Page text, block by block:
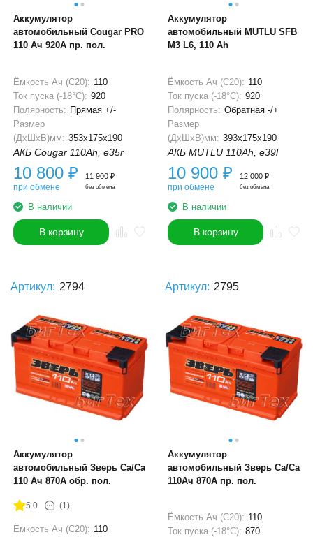
Аккумулятор
автомобильный Cougar PRO
110 Ач 920A пр. пол.
Ёмкость Ач (С20): 110
Ток пуска (-18°С): 920
Полярность: Прямая +/-
Размер
(ДхШхВ)мм: 353x175x190
АКБ Cougar 110Ah, e35r
10 800 ₽
при обмене
11 900 ₽
без обмена
В наличии
В корзину
Аккумулятор
автомобильный MUTLU SFB
M3 L6, 110 Ah
Ёмкость Ач (С20): 110
Ток пуска (-18°С): 920
Полярность: Обратная -/+
Размер
(ДхШхВ)мм: 393x175x190
АКБ MUTLU 110Ah, e39l
10 900 ₽
при обмене
12 000 ₽
без обмена
В наличии
В корзину
Артикул: 2794
Аккумулятор
автомобильный Зверь Ca/Ca
110 Ач 870А обр. пол.
5.0 (1)
Ёмкость Ач (С20): 110
Артикул: 2795
Аккумулятор
автомобильный Зверь Ca/Ca
110Ач 870А пр. пол.
Ёмкость Ач (С20): 110
Ток пуска (-18°С): 870